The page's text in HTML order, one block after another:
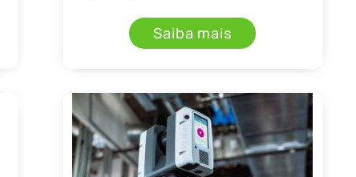
Saiba mais